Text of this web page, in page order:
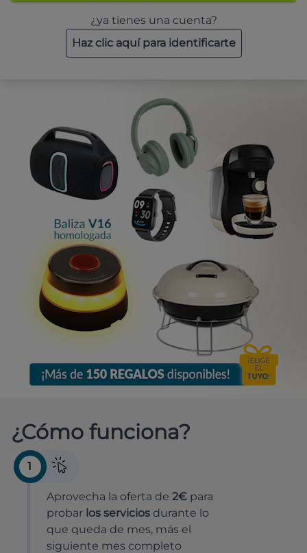
¿ya tienes una cuenta?
Haz clic aquí para identificarte
¿Cómo funciona?
1
Aprovecha la oferta de 2€ para
probar los servicios durante lo
que queda de mes, más el
siguiente mes completo